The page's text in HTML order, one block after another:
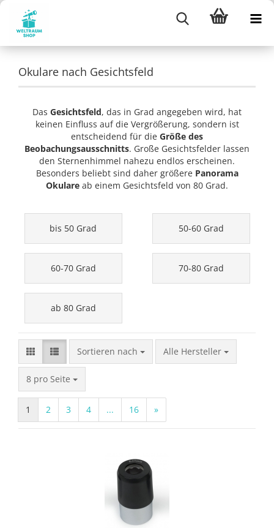
Okulare nach Gesichtsfeld
Das Gesichtsfeld, das in Grad angegeben wird, hat
keinen Einfluss auf die Vergrößerung, sondern ist
entscheidend für die Größe des
Beobachungsausschnitts. Große Gesichtsfelder lassen
den Sternenhimmel nahezu endlos erscheinen.
Besonders beliebt sind daher größere Panorama
Okulare ab einem Gesichtsfeld von 80 Grad.
bis 50 Grad 50-60 Grad
60-70 Grad 70-80 Grad
ab 80 Grad
Sortieren nach
Sortieren nach Alle Hersteller
8 pro Seite
pro Seite
1 2 3 4 ... 16 »